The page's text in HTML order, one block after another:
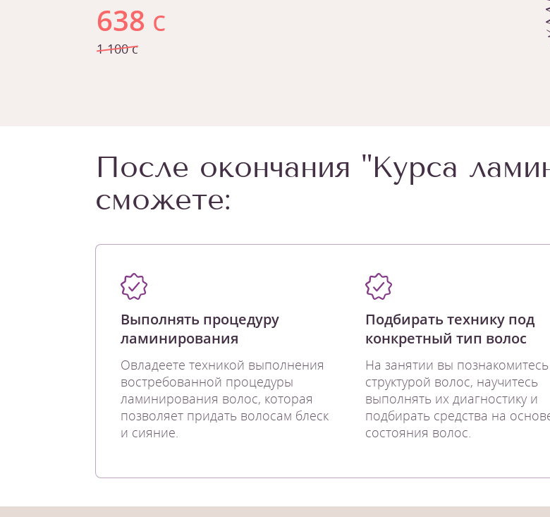
638 с
1 100 с
После окончания "Курса
сможете:
Выполнять процедуру
ламинирования
Овладеете техникой выполнения
востребованной процедуры
ламинирования волос, которая
позволяет придать волосам блеск
и сияние.
Подбирать технику под
конкретный тип волос
На занятии вы
структурой волос, научитесь
выполнять их диагностику и
подбирать средства на
состояния волос.